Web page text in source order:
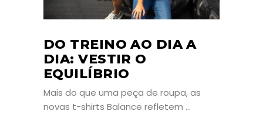
DO TREINO AO DIA A
DIA: VESTIR O
EQUILÍBRIO
Mais do que uma peça de roupa, as
novas t-shirts Balance refletem